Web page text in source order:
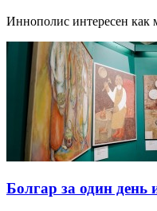
Иннополис интересен как
Болгар за один день